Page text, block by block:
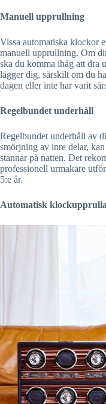
Manuell upprullning
Vissa automatiska klockor
manuell upprullning. Om
ska du komma ihåg att dra
lägger dig, särskilt om du
dagen eller inte har varit
Regelbundet underhåll
Regelbundet underhåll av
smörjning av inre delar,
stannar på natten. Det
professionell urmakare
5:e år.
Automatisk